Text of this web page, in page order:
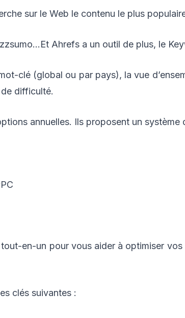
sur le Web le contenu le plus
Ahrefs a un outil de plus, le
clé (global ou par pays), la vue
difficulté.
annuelles. Ils proposent un système
en-un pour vous aider à optimiser
clés suivantes :